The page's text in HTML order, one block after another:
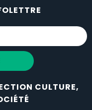
CULTURE,